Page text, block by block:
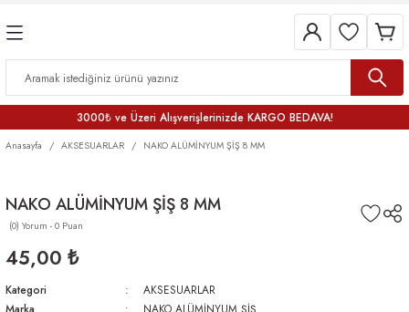
3000₺ ve Üzeri Alışverişlerinizde KARGO BEDAVA!
Anasayfa AKSESUARLAR NAKO ALÜMİNYUM ŞİŞ 8 MM
NAKO ALÜMİNYUM ŞİŞ 8 MM
(0) Yorum - 0 Puan
45,00 ₺
Kategori
AKSESUARLAR
Marka
NAKO ALÜMİNYUM ŞİŞ